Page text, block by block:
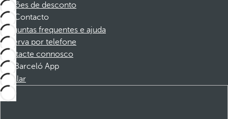
Cupões de desconto
Contacto
Perguntas frequentes e ajuda
Reserva por telefone
Contacte connosco
Barceló App
Instalar